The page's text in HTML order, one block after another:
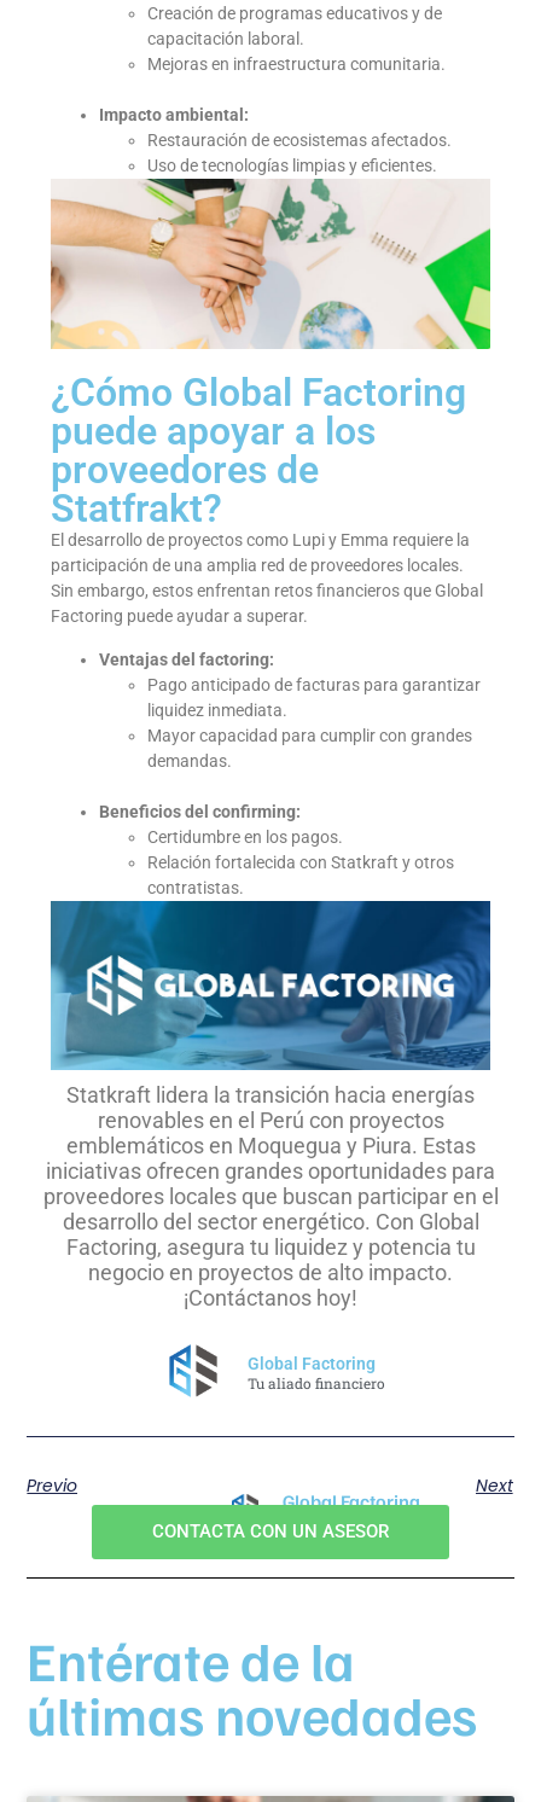
Creación de programas educativos y de
capacitación laboral.
Mejoras en infraestructura comunitaria.
Impacto ambiental:
Restauración de ecosistemas afectados.
Uso de tecnologías limpias y eficientes.
¿Cómo Global Factoring
puede apoyar a los
proveedores de
Statfrakt?
El desarrollo de proyectos como Lupi y Emma requiere la
participación de una amplia red de proveedores locales.
Sin embargo, estos enfrentan retos financieros que Global
Factoring puede ayudar a superar.
Ventajas del factoring:
Pago anticipado de facturas para garantizar
liquidez inmediata.
Mayor capacidad para cumplir con grandes
demandas.
Beneficios del confirming:
Certidumbre en los pagos.
Relación fortalecida con Statkraft y otros
contratistas.
Statkraft lidera la transición hacia energías
renovables en el Perú con proyectos
emblemáticos en Moquegua y Piura. Estas
iniciativas ofrecen grandes oportunidades para
proveedores locales que buscan participar en el
desarrollo del sector energético. Con Global
Factoring, asegura tu liquidez y potencia tu
negocio en proyectos de alto impacto.
¡Contáctanos hoy!
Global Factoring
Tu aliado financiero
Previo Next
Global Factoring
Tu aliado financiero
CONTACTA CON UN ASESOR
Entérate de la
últimas novedades